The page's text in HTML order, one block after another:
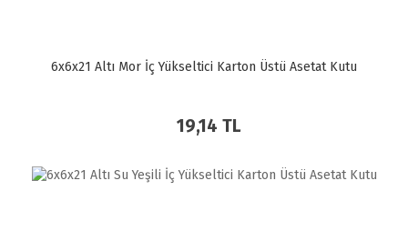
6x6x21 Altı Mor İç Yükseltici Karton Üstü Asetat Kutu
19,14 TL